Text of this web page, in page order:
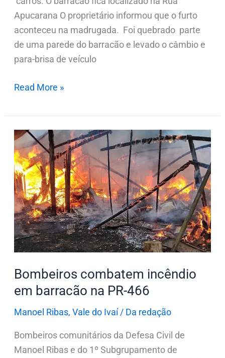
Apucarana O proprietário informou que o furto
aconteceu na madrugada. Foi quebrado parte
de uma parede do barracão e levado o câmbio e
para-brisa de veículo
Read More »
Bombeiros combatem incêndio
em barracão na PR-466
Manoel Ribas, Vale do Ivaí/ Da redação
Bombeiros comunitários da Defesa Civil de
Manoel Ribas e do 1º Subgrupamento de
Bombeiros
combatem
incêndio
em
barracão
na
PR-
466